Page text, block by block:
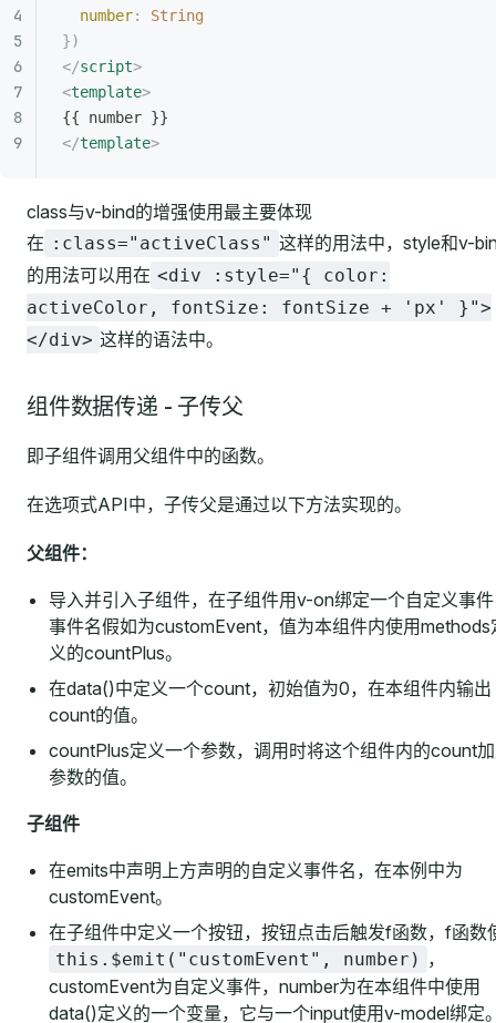
  number
:
String
})
</script>
<template>
{{ number }}
</template>
class与v-bind的增强使用最主要体现
在 :class="activeClass" 这样的用法中，style和v-
的用法可以用在 <div :style="{ color:
activeColor, fontSize: fontSize + 'px' }">
</div> 这样的语法中。
组件数据传递 - 子传父
即子组件调用父组件中的函数。
在选项式API中，子传父是通过以下方法实现的。
父组件：
导入并引入子组件，在子组件用v-on绑定一个自定义事
事件名假如为customEvent，值为本组件内使用methods
义的countPlus。
在data()中定义一个count，初始值为0，在本组件内输出
count的值。
countPlus定义一个参数，调用时将这个组件内的count
参数的值。
子组件
在emits中声明上方声明的自定义事件名，在本例中为
customEvent。
在子组件中定义一个按钮，按钮点击后触发f函数，f函数
this.$emit("customEvent", number) ，
customEvent为自定义事件，number为在本组件中使用
data()定义的一个变量，它与一个input使用v-model绑定